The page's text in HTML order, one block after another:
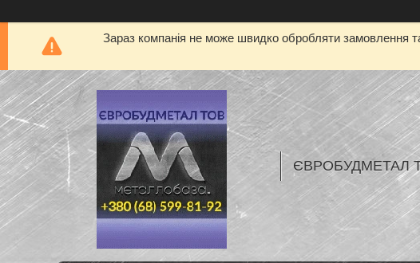
Зараз компанія не може швидко обробляти замовлення
ЄВРОБУДМЕТАЛ